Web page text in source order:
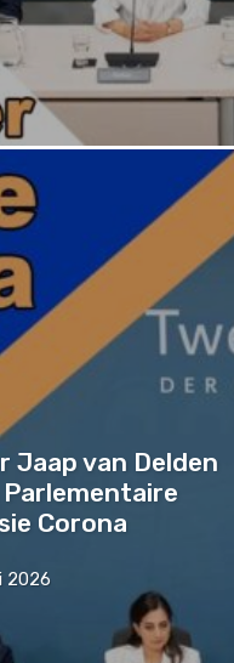
Jaap van Delden
Corona
2026